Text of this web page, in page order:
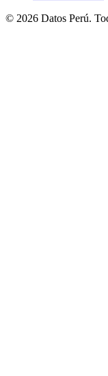
© 2026 Datos Perú.